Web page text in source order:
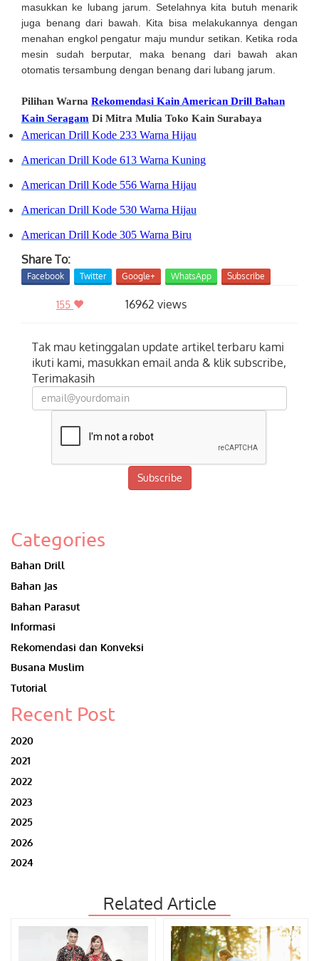
masukkan ke lubang jarum. Setelahnya kita butuh menarik
juga benang dari bawah. Kita bisa melakukannya dengan
menahan engkol pengatur maju mundur setikan. Ketika roda
mesin sudah berputar, maka benang dari bawah akan
otomatis tersambung dengan benang dari lubang jarum.
Pilihan Warna Rekomendasi Kain American Drill Bahan
Kain Seragam Di Mitra Mulia Toko Kain Surabaya
American Drill Kode 233 Warna Hijau
American Drill Kode 613 Warna Kuning
American Drill Kode 556 Warna Hijau
American Drill Kode 530 Warna Hijau
American Drill Kode 305 Warna Biru
Share To:
Facebook Twitter Google+ WhatsApp Subscribe
155 16962 views
Tak mau ketinggalan update artikel terbaru kami
ikuti kami, masukkan email anda & klik subscribe,
Terimakasih
Subscribe
Categories
Bahan Drill
Bahan Jas
Bahan Parasut
Informasi
Rekomendasi dan Konveksi
Busana Muslim
Tutorial
Recent Post
2020
2021
2022
2023
2025
2026
2024
Related Article